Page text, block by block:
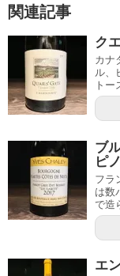
関連記事
ク
カナ
ル、
ト
ブ
ピ
フラ
は数
で造
エ